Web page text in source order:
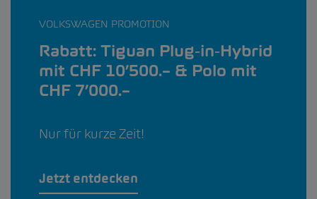
VOLKSWAGEN PROMOTION
Rabatt: Tiguan Plug‑in‑Hybrid
mit CHF 10’500.– & Polo mit
CHF 7’000.–
Nur für kurze Zeit!
Jetzt entdecken